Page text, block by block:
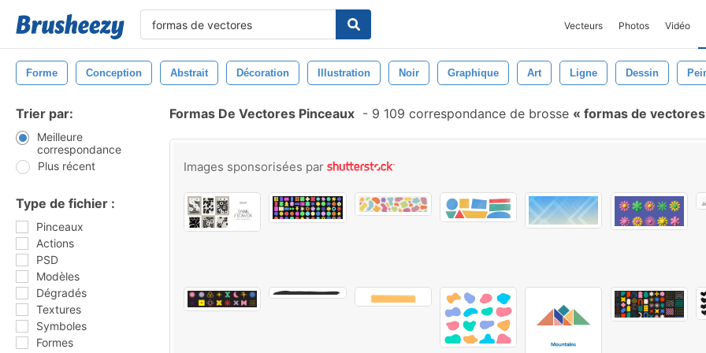
Vecteurs Photos Vidéo
Forme Conception Abstrait Décoration Illustration Noir Graphique Art Ligne Dessin
Trier par:
Meilleure
correspondance
Plus récent
Type de fichier :
Pinceaux
Actions
PSD
Modèles
Dégradés
Textures
Symboles
Formes
Formas De Vectores Pinceaux - 9 109 correspondance de brosse formas de vectores
Images sponsorisées par